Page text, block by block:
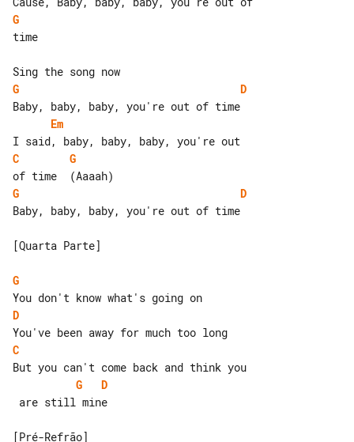
G
time
G
D
Em
C
G
G
D
Baby, baby, baby, you're out of time
[Quarta Parte]
G
D
C
G
D
[Pré-Refrão]